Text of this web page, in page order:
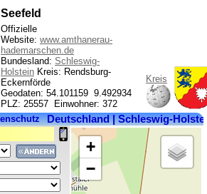
Seefeld
Offizielle
Website: www.amthanerau-
hademarschen.de
Bundesland: Schleswig-
Holstein Kreis: Rendsburg-
Eckernförde
Geodaten: 54.101159 9.492934
PLZ: 25557 Einwohner: 372
Kreis